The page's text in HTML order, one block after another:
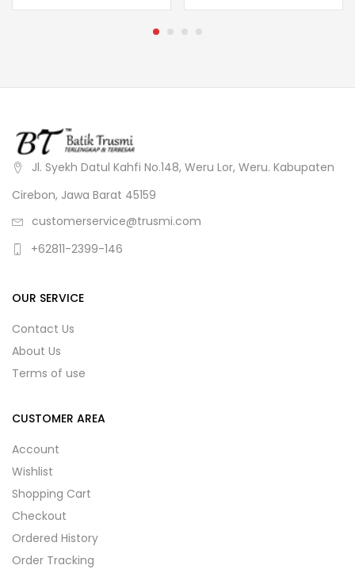
Jl. Syekh Datul Kahfi No.148, Weru Lor, Weru. Kabupaten
Cirebon, Jawa Barat 45159
customerservice@trusmi.com
+62811-2399-146
OUR SERVICE
Contact Us
About Us
Terms of use
CUSTOMER AREA
Account
Wishlist
Shopping Cart
Checkout
Ordered History
Order Tracking